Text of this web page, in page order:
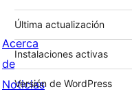
Última actualización
Instalaciones activas
Versión de WordPress
Acerca
de
Noticias